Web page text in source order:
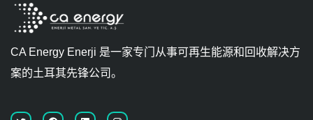
CA Energy Enerji 是一家专门从事可再生能源和回收解决方
案的土耳其先锋公司。